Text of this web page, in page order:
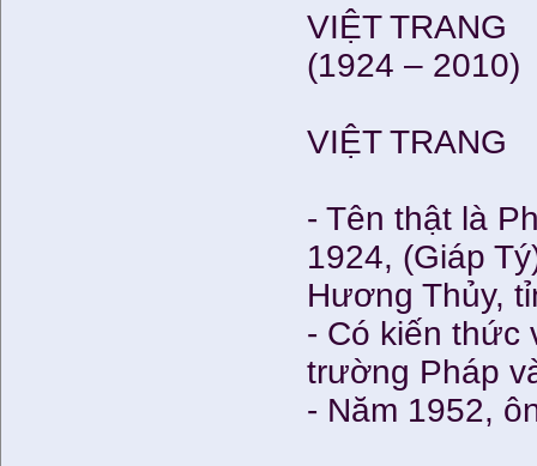
VIỆT TRANG
(1924 – 2010)
VIỆT TRANG
- Tên thật là
1924, (Giáp
Hương Thủy,
- Có kiến thức
trường Pháp
- Năm 1952,